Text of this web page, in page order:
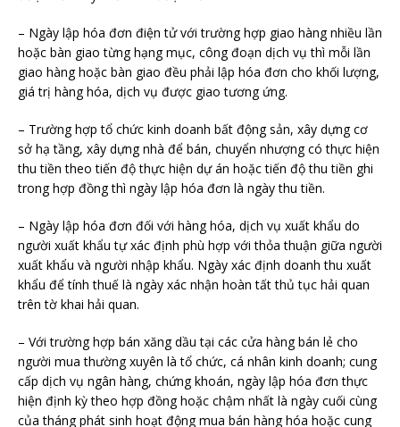
– Ngày lập hóa đơn điện tử với trường hợp giao hàng nhiều lần
hoặc bàn giao từng hạng mục, công đoạn dịch vụ thì mỗi lần
giao hàng hoặc bàn giao đều phải lập hóa đơn cho khối lượng,
giá trị hàng hóa, dịch vụ được giao tương ứng.
– Trường hợp tổ chức kinh doanh bất động sản, xây dựng cơ
sở hạ tầng, xây dựng nhà để bán, chuyển nhượng có thực hiện
thu tiền theo tiến độ thực hiện dự án hoặc tiến độ thu tiền ghi
trong hợp đồng thì ngày lập hóa đơn là ngày thu tiền.
– Ngày lập hóa đơn đối với hàng hóa, dịch vụ xuất khẩu do
người xuất khẩu tự xác định phù hợp với thỏa thuận giữa người
xuất khẩu và người nhập khẩu. Ngày xác định doanh thu xuất
khẩu để tính thuế là ngày xác nhận hoàn tất thủ tục hải quan
trên tờ khai hải quan.
– Với trường hợp bán xăng dầu tại các cửa hàng bán lẻ cho
người mua thường xuyên là tổ chức, cá nhân kinh doanh; cung
cấp dịch vụ ngân hàng, chứng khoán, ngày lập hóa đơn thực
hiện định kỳ theo hợp đồng hoặc chậm nhất là ngày cuối cùng
của tháng phát sinh hoạt động mua bán hàng hóa hoặc cung